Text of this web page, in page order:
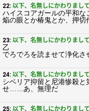
22: 以下、名無しにかわりまし
ハイスコアガールの平和な
焔の眼とか椿鬼とか、押切
23: 以下、名無しにかわりまし
乙
でろでろを読ませて浄化さ
24: 以下、名無しにかわりまし
シベリア抑留と尼港惨殺
せ……あ、無理だ
25: 以下、名無しにかわりまし